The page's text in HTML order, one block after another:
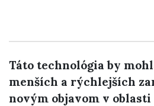
Táto technológia by
menších a rýchlejších
novým objavom v